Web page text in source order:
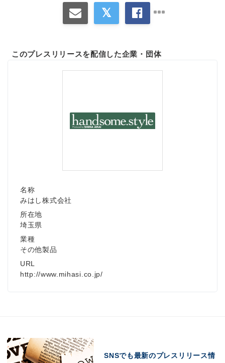
このプレスリリースを配信した企業・団体
名称
みはし株式会社
所在地
埼玉県
業種
その他製品
URL
http://www.mihasi.co.jp/
SNSでも最新のプレスリリース情